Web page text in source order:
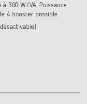
300 W/VA. Puissance
4 booster possible